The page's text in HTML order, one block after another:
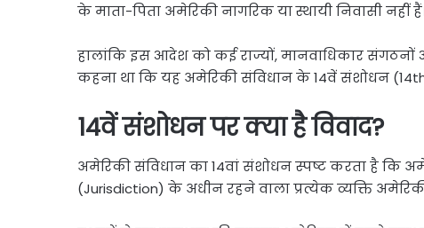
के माता-पिता अमेरिकी नागरिक या स्थायी निवासी नहीं
हालांकि इस आदेश को कई राज्यों, मानवाधिकार संगठनों
कहना था कि यह अमेरिकी संविधान के 14वें संशोधन
14वें संशोधन पर क्या है विवाद?
अमेरिकी संविधान का 14वां संशोधन स्पष्ट करता है कि
(Jurisdiction) के अधीन रहने वाला प्रत्येक व्यक्ति